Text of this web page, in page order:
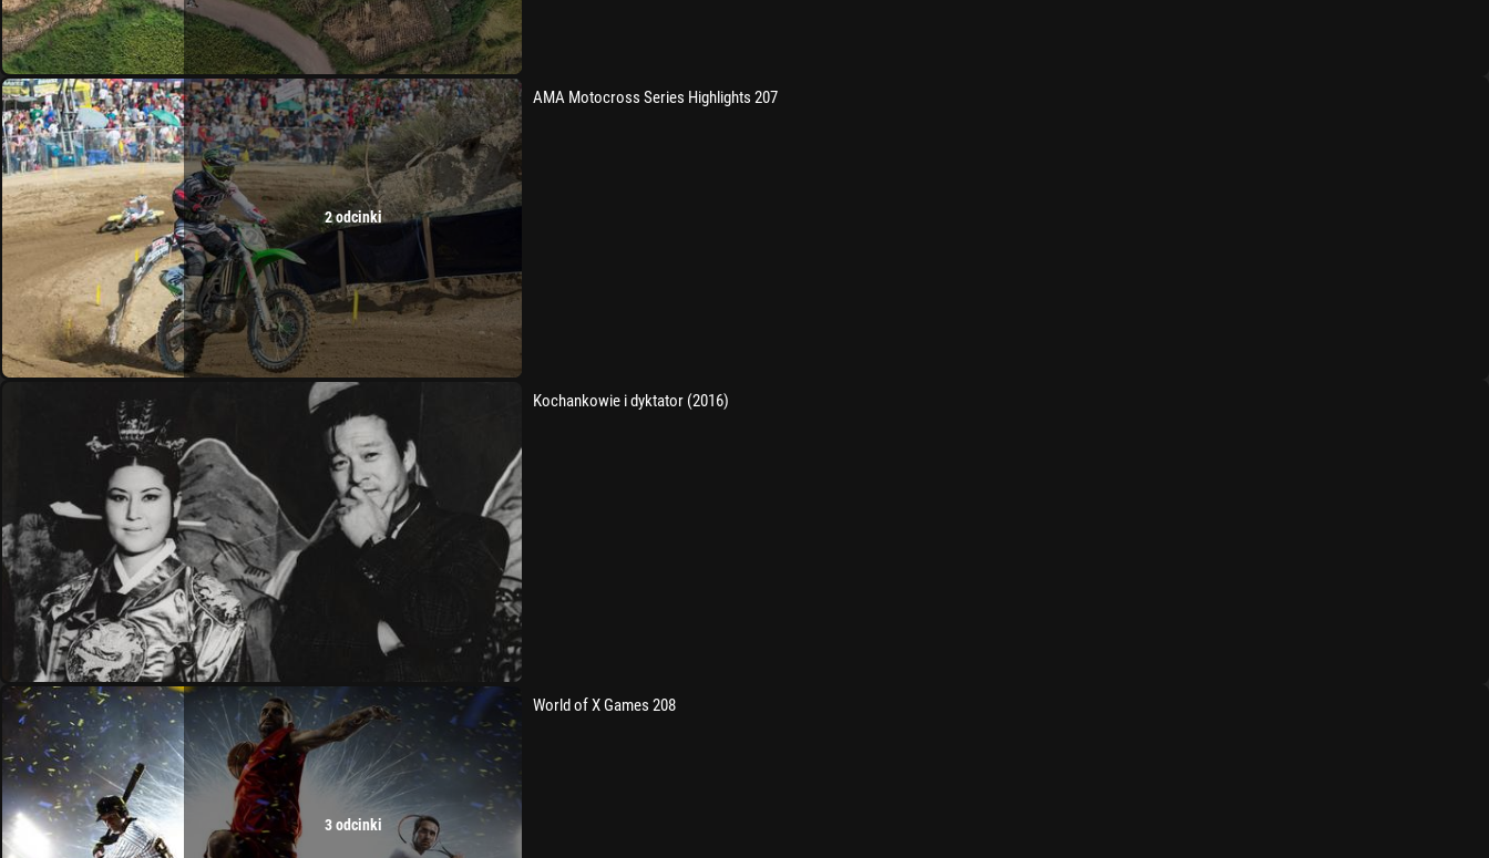
2 odcinki
AMA Motocross Series Highlights 207
Kochankowie i dyktator (2016)
3 odcinki
World of X Games 208